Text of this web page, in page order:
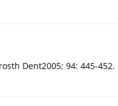
Dent2005; 94: 445-452.